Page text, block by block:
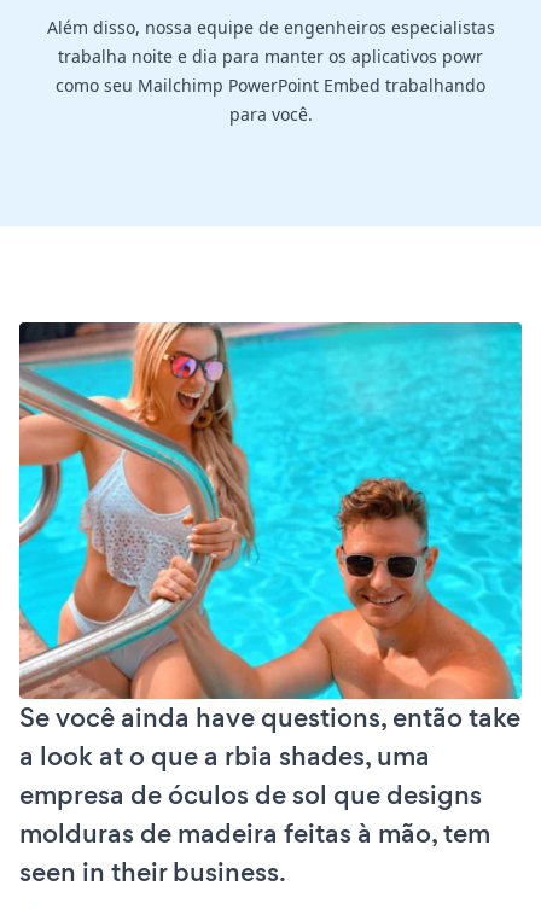
Além disso, nossa equipe de engenheiros especialistas
trabalha noite e dia para manter os aplicativos powr
como seu Mailchimp PowerPoint Embed trabalhando
para você.
Se você ainda have questions, então take
a look at o que a rbia shades, uma
empresa de óculos de sol que designs
molduras de madeira feitas à mão, tem
seen in their business.